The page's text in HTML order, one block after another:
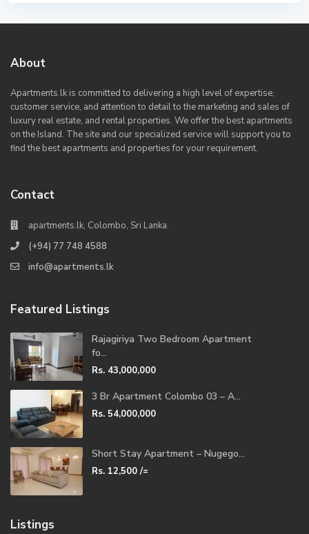
About
Apartments.lk is committed to delivering a high level of expertise,
customer service, and attention to detail to the marketing and sales of
luxury real estate, and rental properties. We offer the best apartments
on the Island. The site and our specialized service will support you to
find the best apartments and properties for your requirement.
Contact
apartments.lk, Colombo, Sri Lanka.
(+94) 77 748 4588
info@apartments.lk
Featured Listings
Rajagiriya Two Bedroom Apartment
fo...
Rs. 43,000,000
3 Br Apartment Colombo 03 – A...
Rs. 54,000,000
Short Stay Apartment – Nugego...
Rs. 12,500/=
Listings